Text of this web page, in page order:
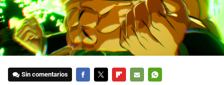
Sin comentarios